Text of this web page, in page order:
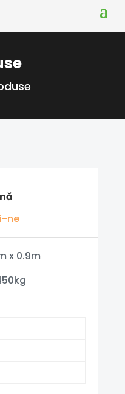
ne
x 0.9m